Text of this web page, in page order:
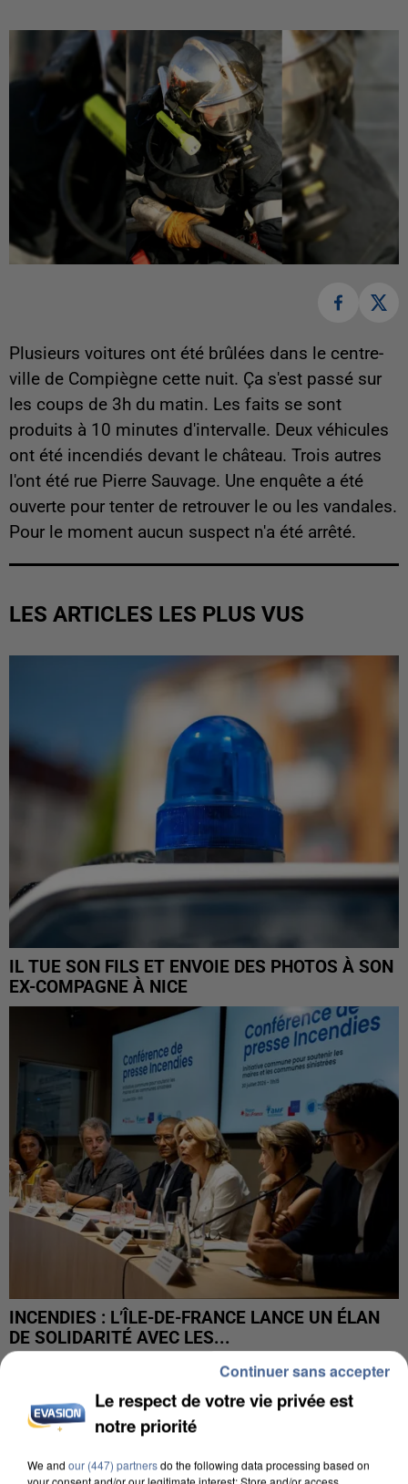
Plusieurs voitures ont été brûlées dans le centre-
ville de Compiègne cette nuit. Ça s'est passé sur
les coups de 3h du matin. Les faits se sont
produits à 10 minutes d'intervalle. Deux véhicules
ont été incendiés devant le château. Trois autres
l'ont été rue Pierre Sauvage. Une enquête a été
ouverte pour tenter de retrouver le ou les vandales.
Pour le moment aucun suspect n'a été arrêté.
LES ARTICLES LES PLUS VUS
IL TUE SON FILS ET ENVOIE DES PHOTOS À SON
EX-COMPAGNE À NICE
INCENDIES : L’ÎLE-DE-FRANCE LANCE UN ÉLAN
DE SOLIDARITÉ AVEC LES...
Le respect de votre vie privée est
notre priorité
We and our (447) partnersdo the following data processing based on
your consent and/or our legitimate interest: Store and/or access
Continuer sans accepter